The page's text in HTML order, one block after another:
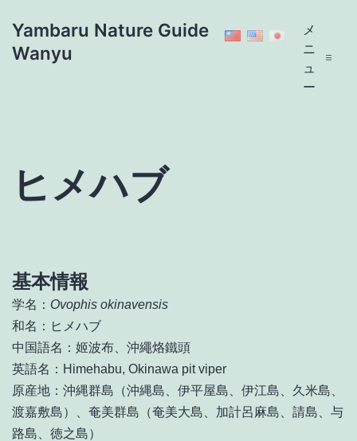
Yambaru Nature Guide
Wanyu
メ
ニ
ュ
ー
ヒメハブ
基本情報
学名： Ovophis okinavensis
和名：ヒメハブ
中国語名：姬波布、沖繩烙鐵頭
英語名：Himehabu, Okinawa pit viper
原産地：沖縄群島（沖縄島、伊平屋島、伊江島、久米島、
渡嘉敷島）、奄美群島（奄美大島、加計呂麻島、請島、与
路島、徳之島）